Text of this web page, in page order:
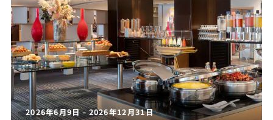
2026年6月9日 - 2026年12月31日